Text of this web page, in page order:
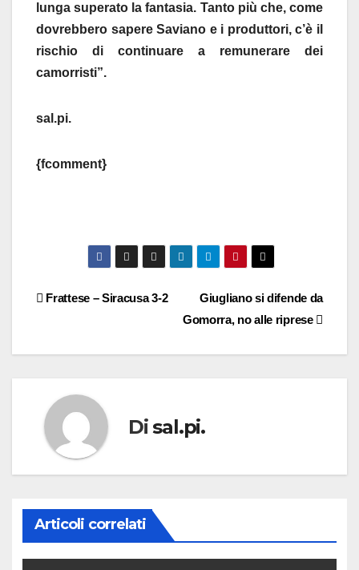
lunga superato la fantasia. Tanto più che, come
dovrebbero sapere Saviano e i produttori, c’è il
rischio di continuare a remunerare dei
camorristi”.
sal.pi.
{fcomment}
Navigazione
Giugliano si difende da
Gomorra, no alle riprese
Frattese – Siracusa 3-2
Disal.pi.
Articoli correlati